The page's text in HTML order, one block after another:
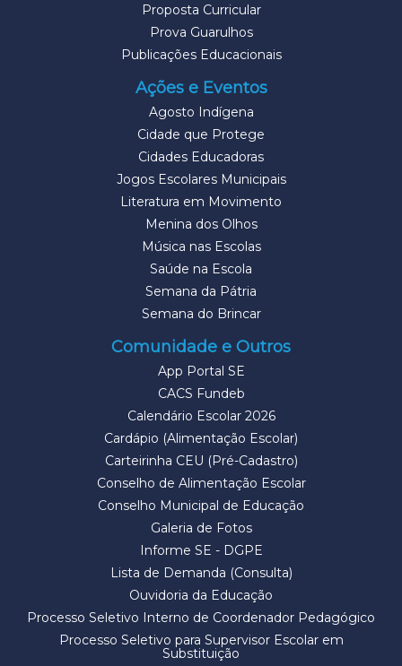
Proposta Curricular
Prova Guarulhos
Publicações Educacionais
Ações e Eventos
Agosto Indígena
Cidade que Protege
Cidades Educadoras
Jogos Escolares Municipais
Literatura em Movimento
Menina dos Olhos
Música nas Escolas
Saúde na Escola
Semana da Pátria
Semana do Brincar
Comunidade e Outros
App Portal SE
CACS Fundeb
Calendário Escolar 2026
Cardápio (Alimentação Escolar)
Carteirinha CEU (Pré-Cadastro)
Conselho de Alimentação Escolar
Conselho Municipal de Educação
Galeria de Fotos
Informe SE - DGPE
Lista de Demanda (Consulta)
Ouvidoria da Educação
Processo Seletivo Interno de Coordenador Pedagógico
Processo Seletivo para Supervisor Escolar em
Substituição